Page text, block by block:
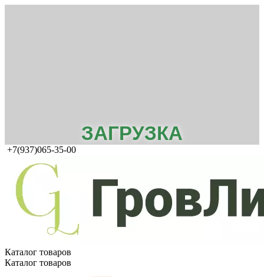
ЗАГРУЗКА
+7(937)065-35-00
Каталог товаров
Каталог товаров